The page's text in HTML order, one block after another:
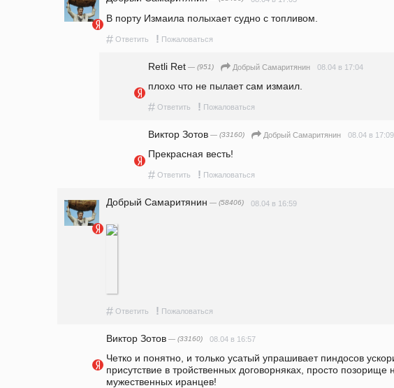
В порту Измаила полыхает судно с топливом.
# Ответить ! Пожаловаться
Retli Ret — (951) Добрый Самаритянин 08.04 в 17:04
плохо что не пылает сам измаил.
# Ответить ! Пожаловаться
Виктор Зотов — (33160) Добрый Самаритянин 08.04 в 17:09
Прекрасная весть!
# Ответить ! Пожаловаться
Добрый Самаритянин — (58406) 08.04 в 16:59
# Ответить ! Пожаловаться
Виктор Зотов — (33160) 08.04 в 16:57
Четко и понятно, и только усатый упрашивает пиндосов
присутствие в тройственных договорняках, просто позорище
мужественных иранцев!